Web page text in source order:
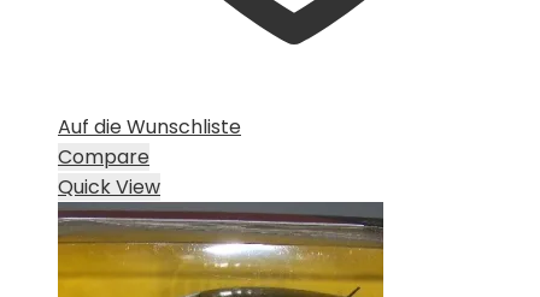
Auf die Wunschliste
Compare
Quick View